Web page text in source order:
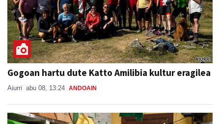
Gogoan hartu dute Katto Amilibia kultur eragilea
Aiurri abu 08, 13:24 ANDOAIN